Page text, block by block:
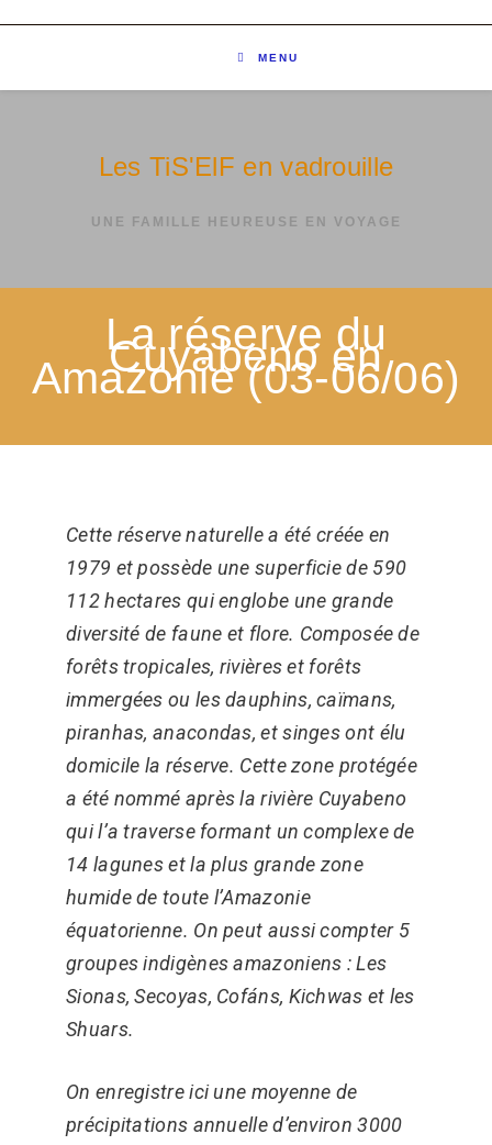
MENU
Les TiS'ElF en vadrouille
UNE FAMILLE HEUREUSE EN VOYAGE
La réserve du
Cuyabeno en
Amazonie (03-06/06)
Cette réserve naturelle a été créée en
1979 et possède une superficie de 590
112 hectares qui englobe une grande
diversité de faune et flore. Composée de
forêts tropicales, rivières et forêts
immergées ou les dauphins, caïmans,
piranhas, anacondas, et singes ont élu
domicile la réserve. Cette zone protégée
a été nommé après la rivière Cuyabeno
qui l’a traverse formant un complexe de
14 lagunes et la plus grande zone
humide de toute l’Amazonie
équatorienne. On peut aussi compter 5
groupes indigènes amazoniens : Les
Sionas, Secoyas, Cofáns, Kichwas et les
Shuars.
On enregistre ici une moyenne de
précipitations annuelle d’environ 3000